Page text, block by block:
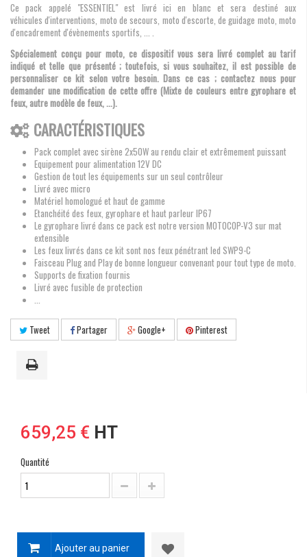
Ce pack appelé "ESSENTIEL" est livré ici en blanc et sera destiné aux
véhicules d'interventions, moto de secours, moto d'escorte, de guidage moto, moto
d'encadrement d'évènements sportifs, ... .
Spécialement conçu pour moto, ce dispositif vous sera livré complet au tarif
indiqué et telle que présenté ; toutefois, si vous souhaitez, il est possible de
personnaliser ce kit selon votre besoin. Dans ce cas ; contactez nous pour
demander une modification de cette offre (Mixte de couleurs entre gyrophare et
feux, autre modèle de feux, ...).
CARACTÉRISTIQUES
Pack complet avec sirène 2x50W au rendu clair et extrêmement puissant
Equipement pour alimentation 12V DC
Gestion de tout les équipements sur un seul contrôleur
Livré avec micro
Matériel homologué et haut de gamme
Etanchéité des feux, gyrophare et haut parleur IP67
Le gyrophare livré dans ce pack est notre version MOTOCOP-V3 sur mat
extensible
Les feux livrés dans ce kit sont nos feux pénétrant led SWP9-C
Faisceau Plug and Play de bonne longueur convenant pour tout type de moto.
Supports de fixation fournis
Livré avec fusible de protection
...
Tweet Partager Google+ Pinterest
659,25 € HT
Quantité
Ajouter au panier